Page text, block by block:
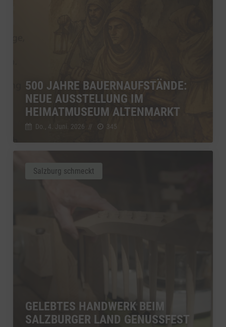
500 JAHRE BAUERNAUFSTÄNDE:
NEUE AUSSTELLUNG IM
HEIMATMUSEUM ALTENMARKT
Do., 4. Juni. 2026 // 345
GELEBTES HANDWERK BEIM
SALZBURGER LAND GENUSSFEST
Salzburg schmeckt